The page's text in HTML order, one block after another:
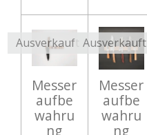
Ausverkauft
Messer
aufbe
wahru
ng
Ausverkauft
Messer
aufbe
wahru
ng